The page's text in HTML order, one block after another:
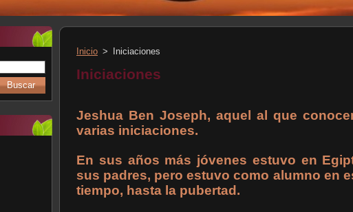
Inicio > Iniciaciones
Iniciaciones
Jeshua Ben Joseph, aquel al que
varias iniciaciones.
En sus años más jóvenes estuvo en
sus padres, pero estuvo como alumno en
tiempo, hasta la pubertad.